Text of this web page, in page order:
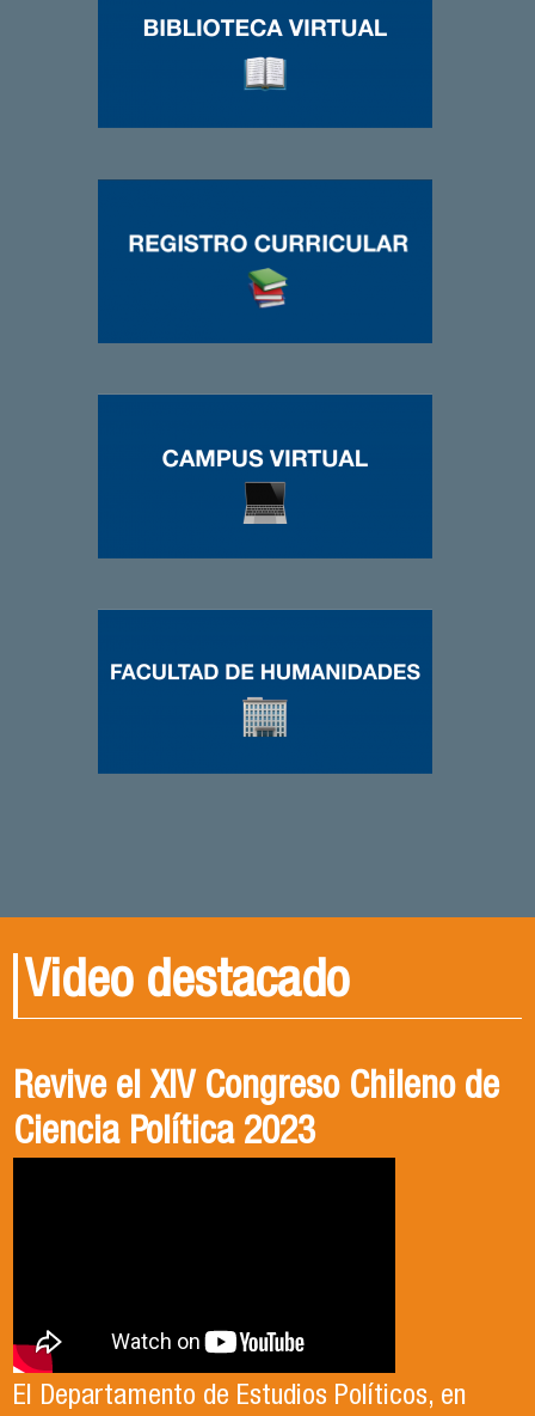
Video destacado
PALABRA FAHU | Crisis de
Seguridad en Chile - Entrevista
Egresados Internacionales en
Acción: Antonia Abarca
Antonia egresó de la Licenciatura en Estudios
Revive el XIV Congreso Chileno de
Ciencia Política 2023
El Departamento de Estudios Políticos, en